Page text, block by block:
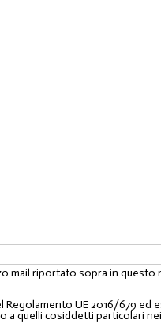
mail riportato sopra in questo
UE 2016/679 ed
quelli cosiddetti particolari